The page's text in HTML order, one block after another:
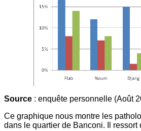
Source : enquête personnelle (Août
Ce graphique nous montre les
dans le quartier de Banconi. Il